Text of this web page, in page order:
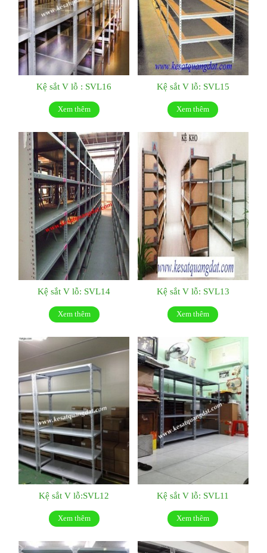
Kệ sắt V lỗ : SVL16
Xem thêm
Kệ sắt V lỗ: SVL15
Xem thêm
Kệ sắt V lỗ: SVL14
Xem thêm
Kệ sắt V lỗ: SVL13
Xem thêm
Kệ sắt V lỗ:SVL12
Xem thêm
Kệ sắt V lỗ: SVL11
Xem thêm